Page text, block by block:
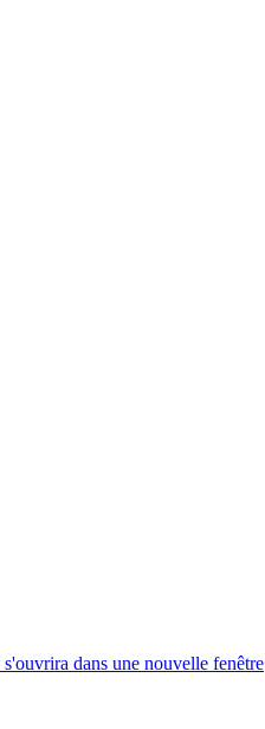
dans une nouvelle fenêtre